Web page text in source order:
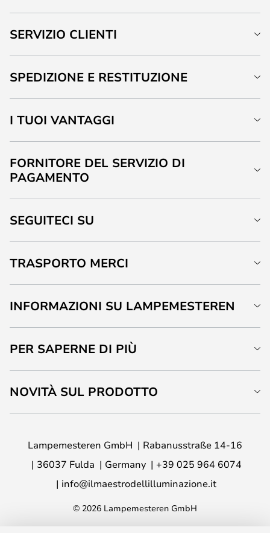
SERVIZIO CLIENTI
SPEDIZIONE E RESTITUZIONE
I TUOI VANTAGGI
FORNITORE DEL SERVIZIO DI
PAGAMENTO
SEGUITECI SU
TRASPORTO MERCI
INFORMAZIONI SU LAMPEMESTEREN
PER SAPERNE DI PIÙ
NOVITÀ SUL PRODOTTO
Lampemesteren GmbH
Rabanusstraße 14-16
36037 Fulda
Germany
+39 025 964 6074
info@ilmaestrodellilluminazione.it
© 2026 Lampemesteren GmbH